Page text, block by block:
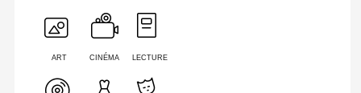
ART CINÉMA LECTURE